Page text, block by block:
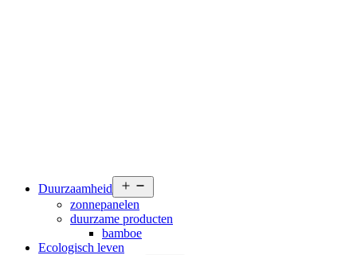
Duurzaamheid
menu
zonnepanelen
duurzame producten
bamboe
Ecologisch leven